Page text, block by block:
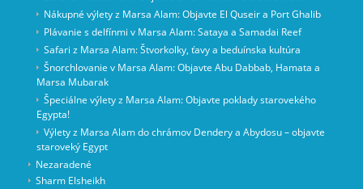
Nákupné výlety z Marsa Alam: Objavte El Quseir a Port Ghalib
Plávanie s delfínmi v Marsa Alam: Sataya a Samadai Reef
Safari z Marsa Alam: Štvorkolky, ťavy a beduínska kultúra
Šnorchlovanie v Marsa Alam: Objavte Abu Dabbab, Hamata a
Marsa Mubarak
Špeciálne výlety z Marsa Alam: Objavte poklady starovekého
Egypta!
Výlety z Marsa Alam do chrámov Dendery a Abydosu – objavte
staroveký Egypt
Nezaradené
Sharm Elsheikh